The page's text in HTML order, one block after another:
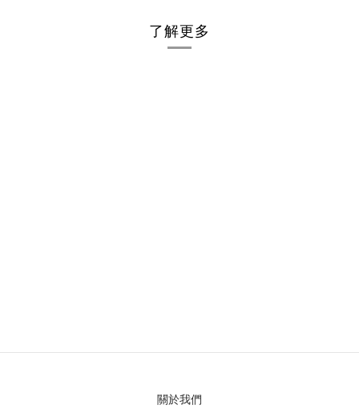
了解更多
關於我們